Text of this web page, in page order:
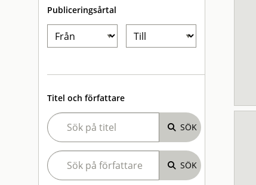
Publiceringsårtal
Titel och författare